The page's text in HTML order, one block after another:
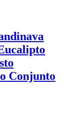
Conjunto